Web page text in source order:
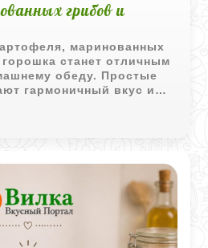
грибов и
маринованных
станет отличным
обеду. Простые
гармоничный вкус и